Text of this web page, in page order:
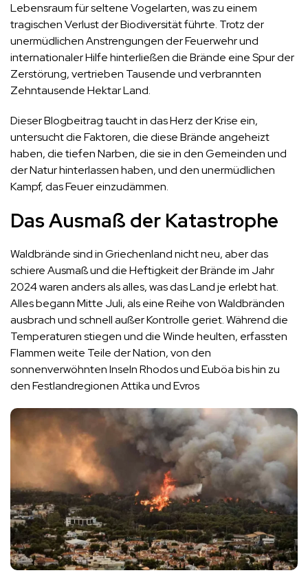
Lebensraum für seltene Vogelarten, was zu einem
tragischen Verlust der Biodiversität führte. Trotz der
unermüdlichen Anstrengungen der Feuerwehr und
internationaler Hilfe hinterließen die Brände eine Spur der
Zerstörung, vertrieben Tausende und verbrannten
Zehntausende Hektar Land.
Dieser Blogbeitrag taucht in das Herz der Krise ein,
untersucht die Faktoren, die diese Brände angeheizt
haben, die tiefen Narben, die sie in den Gemeinden und
der Natur hinterlassen haben, und den unermüdlichen
Kampf, das Feuer einzudämmen.
Das Ausmaß der Katastrophe
Waldbrände sind in Griechenland nicht neu, aber das
schiere Ausmaß und die Heftigkeit der Brände im Jahr
2024 waren anders als alles, was das Land je erlebt hat.
Alles begann Mitte Juli, als eine Reihe von Waldbränden
ausbrach und schnell außer Kontrolle geriet. Während die
Temperaturen stiegen und die Winde heulten, erfassten
Flammen weite Teile der Nation, von den
sonnenverwöhnten Inseln Rhodos und Euböa bis hin zu
den Festlandregionen Attika und Evros